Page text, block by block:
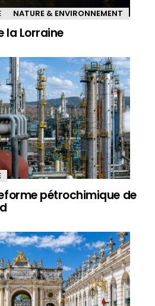
NATURE & ENVIRONNEMENT
la Lorraine
pétrochimique de